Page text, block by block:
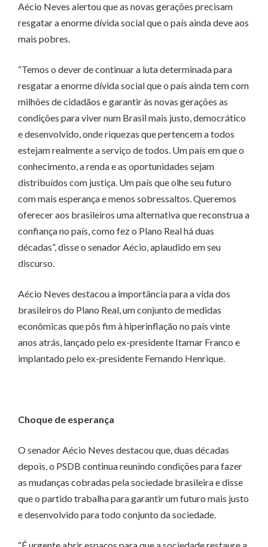
Aécio Neves alertou que as novas gerações precisam
resgatar a enorme dívida social que o país ainda deve aos
mais pobres.
“Temos o dever de continuar a luta determinada para
resgatar a enorme dívida social que o país ainda tem com
milhões de cidadãos e garantir às novas gerações as
condições para viver num Brasil mais justo, democrático
e desenvolvido, onde riquezas que pertencem a todos
estejam realmente a serviço de todos. Um país em que o
conhecimento, a renda e as oportunidades sejam
distribuídos com justiça. Um país que olhe seu futuro
com mais esperança e menos sobressaltos. Queremos
oferecer aos brasileiros uma alternativa que reconstrua a
confiança no país, como fez o Plano Real há duas
décadas”, disse o senador Aécio, aplaudido em seu
discurso.
Aécio Neves destacou a importância para a vida dos
brasileiros do Plano Real, um conjunto de medidas
econômicas que pôs fim à hiperinflação no país vinte
anos atrás, lançado pelo ex-presidente Itamar Franco e
implantado pelo ex-presidente Fernando Henrique.
Choque de esperança
O senador Aécio Neves destacou que, duas décadas
depois, o PSDB continua reunindo condições para fazer
as mudanças cobradas pela sociedade brasileira e disse
que o partido trabalha para garantir um futuro mais justo
e desenvolvido para todo conjunto da sociedade.